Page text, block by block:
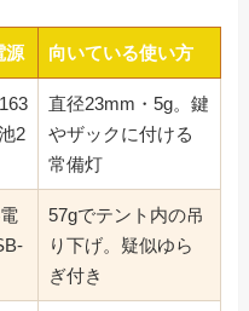
源 向いている使い方
2
直径23mm・5g。鍵
やザックに付ける
常備灯
57gでテント内の吊
り下げ。疑似ゆら
ぎ付き